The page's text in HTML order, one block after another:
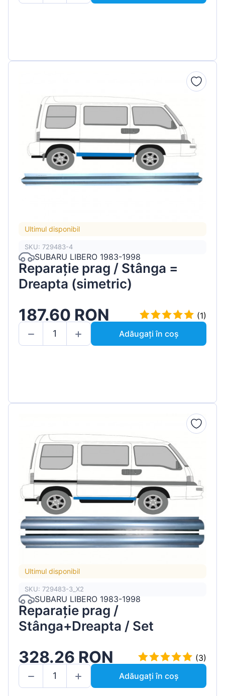
Ultimul disponibil
SKU: 729483-4
SUBARU LIBERO 1983-1998
Reparație prag / Stânga =
Dreapta (simetric)
187.60 RON
(1)
Adăugați în coș
Ultimul disponibil
SKU: 729483-3_X2
SUBARU LIBERO 1983-1998
Reparație prag /
Stânga+Dreapta / Set
328.26 RON
(3)
Adăugați în coș